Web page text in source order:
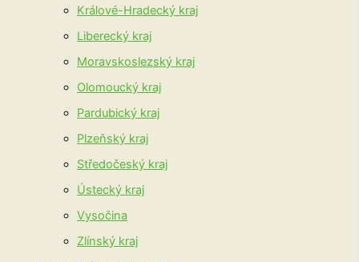
Králové-Hradecký kraj
Liberecký kraj
Moravskoslezský kraj
Olomoucký kraj
Pardubický kraj
Plzeňský kraj
Středočeský kraj
Ústecký kraj
Vysočina
Zlínský kraj